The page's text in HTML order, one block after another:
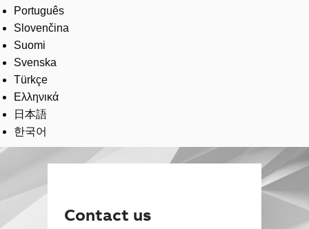
Português
Slovenčina
Suomi
Svenska
Türkçe
Ελληνικά
日本語
한국어
Contact us